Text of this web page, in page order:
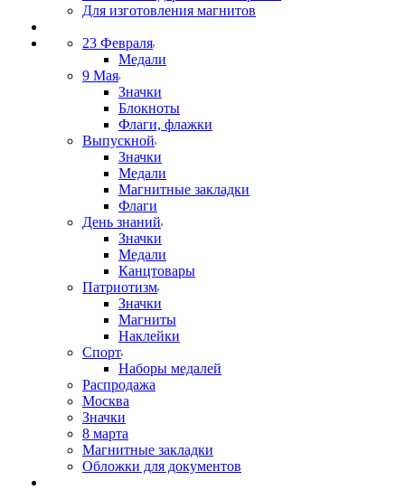
Для изготовления магнитов
23 Февраля
Медали
9 Мая
Значки
Блокноты
Флаги, флажки
Выпускной
Значки
Медали
Магнитные закладки
Флаги
День знаний
Значки
Медали
Канцтовары
Патриотизм
Значки
Магниты
Наклейки
Спорт
Наборы медалей
Распродажа
Москва
Значки
8 марта
Магнитные закладки
Обложки для документов